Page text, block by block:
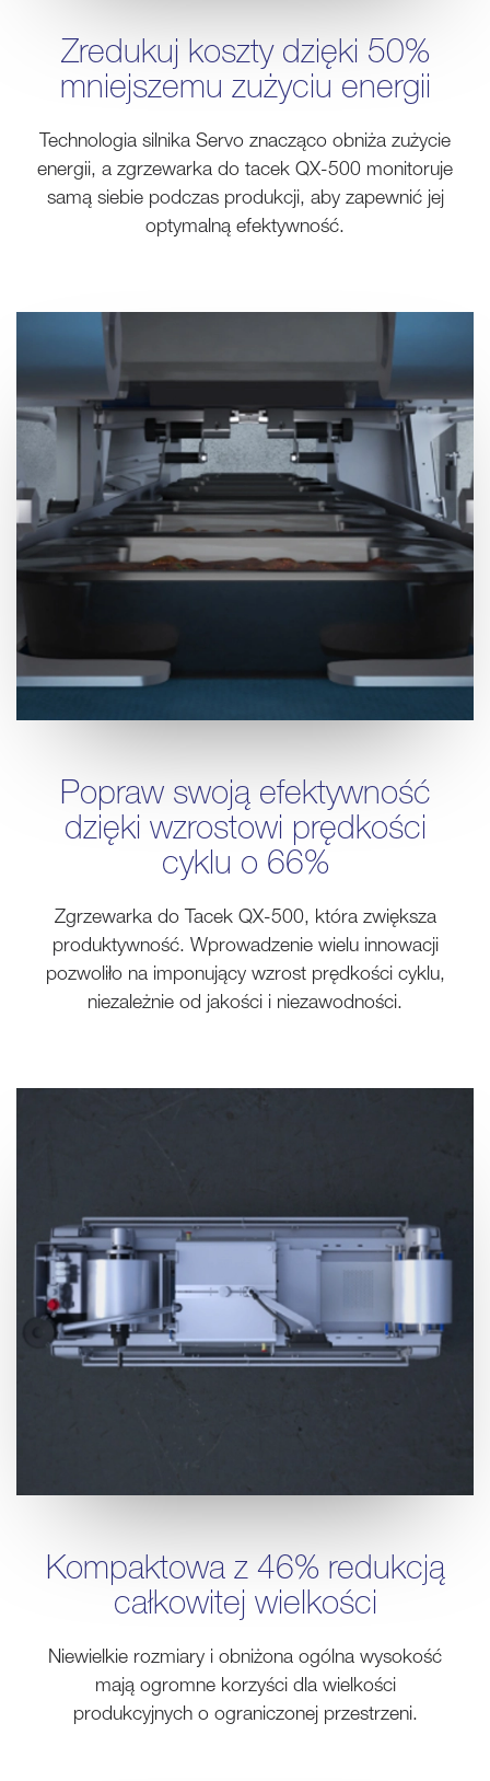
Zredukuj koszty dzięki 50%
mniejszemu zużyciu energii
Technologia silnika Servo znacząco obniża zużycie
energii, a zgrzewarka do tacek QX-500 monitoruje
samą siebie podczas produkcji, aby zapewnić jej
optymalną efektywność.
Popraw swoją efektywność
dzięki wzrostowi prędkości
cyklu o 66%
Zgrzewarka do Tacek QX-500, która zwiększa
produktywność. Wprowadzenie wielu innowacji
pozwoliło na imponujący wzrost prędkości cyklu,
niezależnie od jakości i niezawodności.
Kompaktowa z 46% redukcją
całkowitej wielkości
Niewielkie rozmiary i obniżona ogólna wysokość
mają ogromne korzyści dla wielkości
produkcyjnych o ograniczonej przestrzeni.